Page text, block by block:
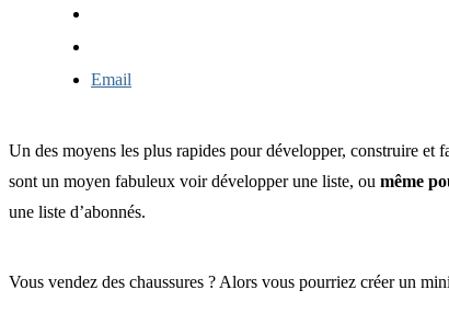
Email
Un des moyens les plus rapides pour développer, construire et
sont un moyen fabuleux voir développer une liste, ou même
une liste d’abonnés.
Vous vendez des chaussures ? Alors vous pourriez créer un